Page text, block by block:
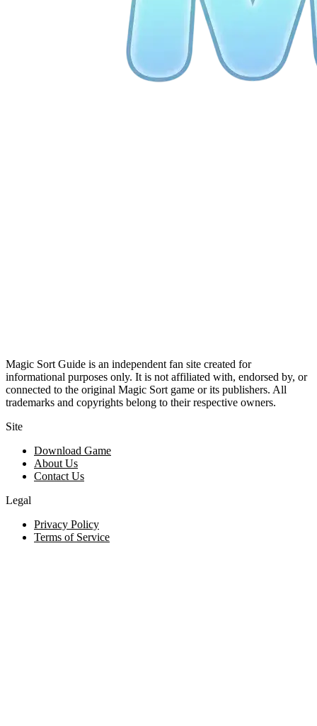
Magic Sort Guide is an independent fan site created for
informational purposes only. It is not affiliated with, endorsed by, or
connected to the original Magic Sort game or its publishers. All
trademarks and copyrights belong to their respective owners.
Site
Download Game
About Us
Contact Us
Legal
Privacy Policy
Terms of Service